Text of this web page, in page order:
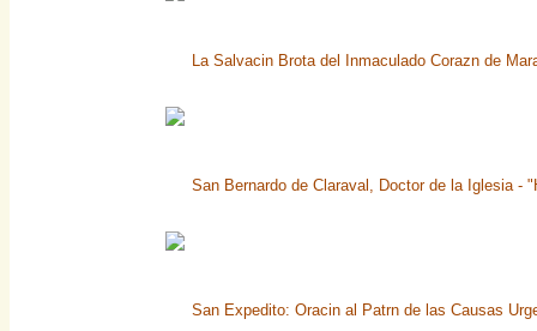
La Salvacin Brota del Inmaculado Corazn de
San Bernardo de Claraval, Doctor de la Iglesia -
San Expedito: Oracin al Patrn de las Causas